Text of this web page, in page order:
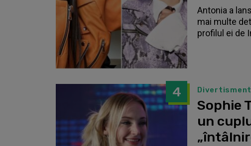
Antonia a
mai multe
profilul ei de
4 Divertisment
Sophie
un